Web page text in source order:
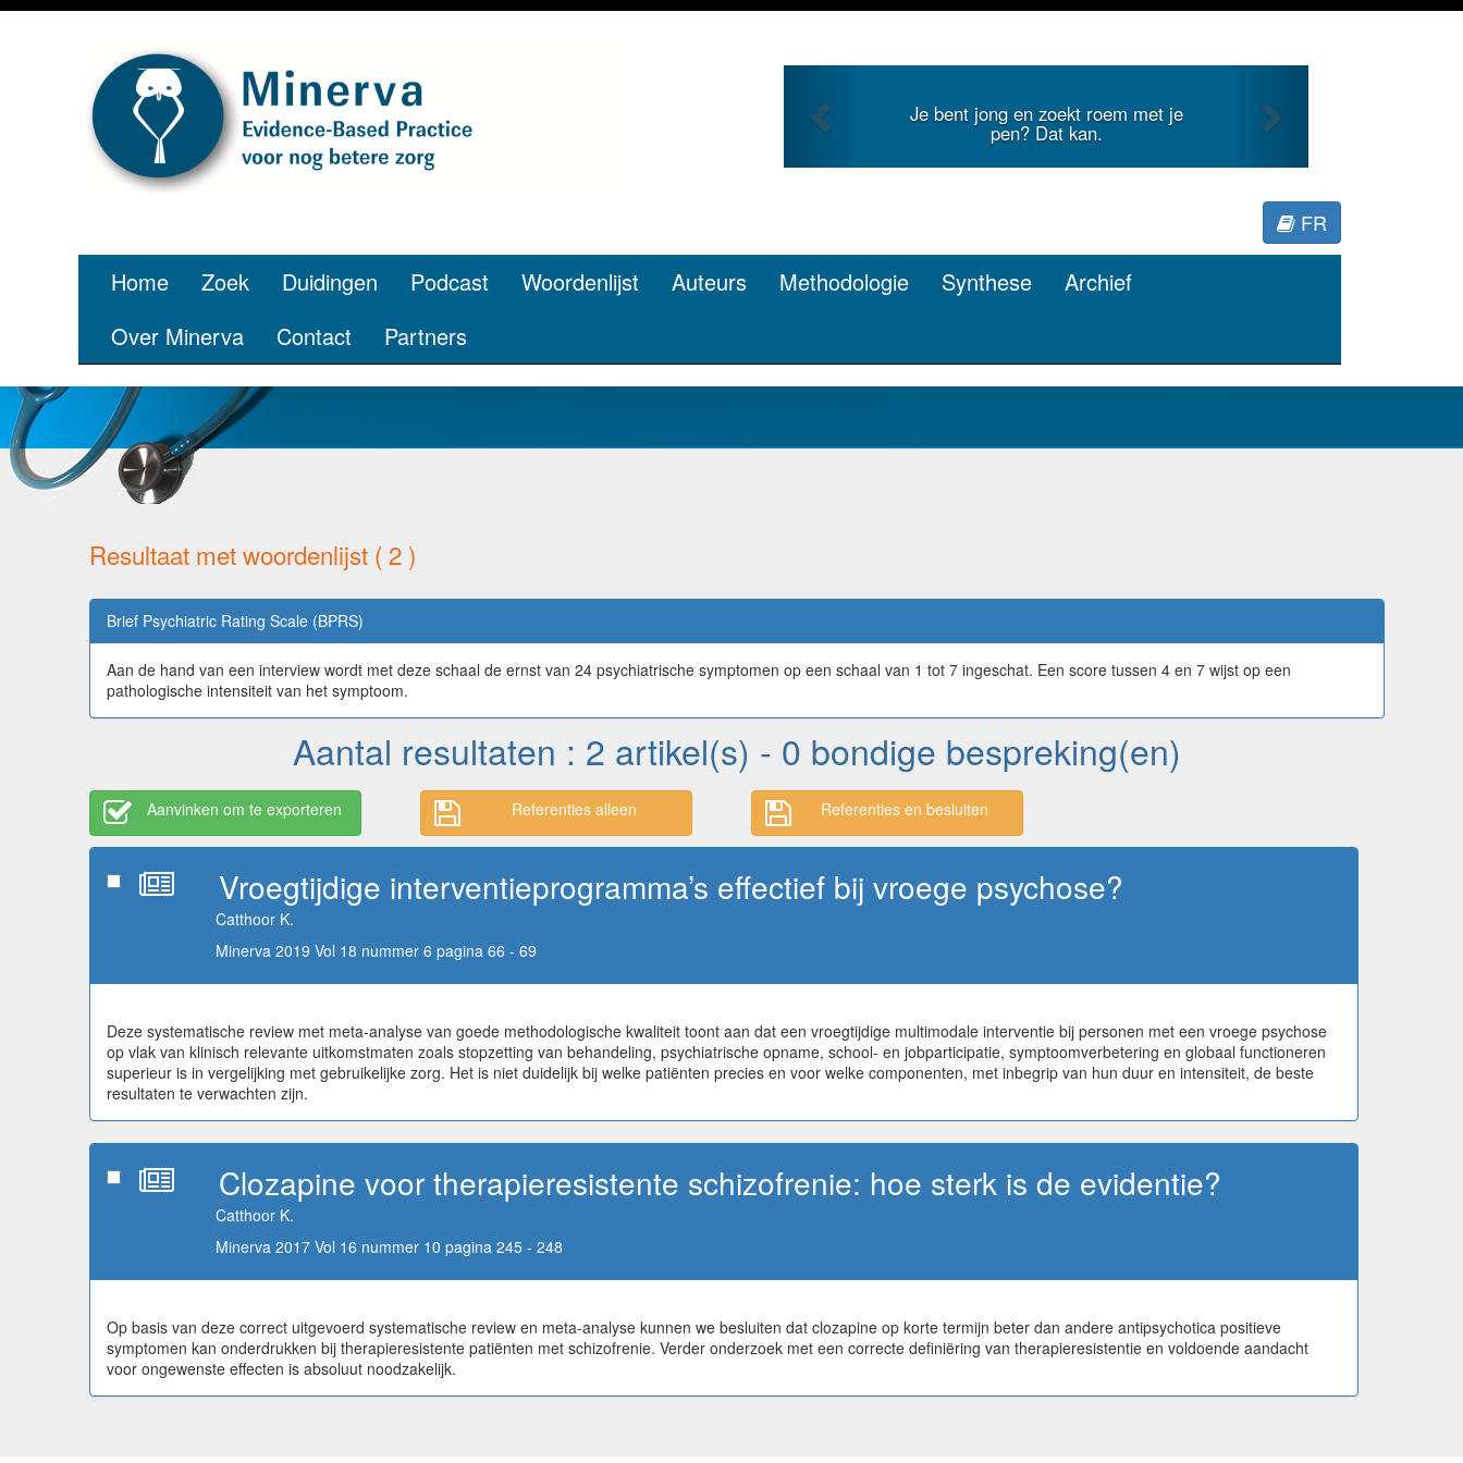
Je bent jong en zoekt roem met je
pen? Dat kan.
FR
Home Zoek Duidingen Podcast Woordenlijst Auteurs Methodologie Synthese
Archief
Over Minerva
Contact Partners
Resultaat met woordenlijst ( 2 )
Brief Psychiatric Rating Scale (BPRS)
Aan de hand van een interview wordt met deze schaal de ernst van 24 psychiatrische symptomen op een schaal van 1 tot 7 ingeschat. Een score tussen 4 en 7 wijst op een
pathologische intensiteit van het symptoom.
Aantal resultaten : 2 artikel(s) - 0 bondige bespreking(en)
Aanvinken om te exporteren Referenties alleen Referenties en besluiten
Vroegtijdige interventieprogramma’s effectief bij vroege psychose?
Catthoor K.
Minerva 2019 Vol 18 nummer 6 pagina 66 - 69
Deze systematische review met meta-analyse van goede methodologische kwaliteit toont aan dat een vroegtijdige multimodale interventie bij personen met een vroege psychose
op vlak van klinisch relevante uitkomstmaten zoals stopzetting van behandeling, psychiatrische opname, school- en jobparticipatie, symptoomverbetering en globaal functioneren
superieur is in vergelijking met gebruikelijke zorg. Het is niet duidelijk bij welke patiënten precies en voor welke componenten, met inbegrip van hun duur en intensiteit, de beste
resultaten te verwachten zijn.
Clozapine voor therapieresistente schizofrenie: hoe sterk is de evidentie?
Catthoor K.
Minerva 2017 Vol 16 nummer 10 pagina 245 - 248
Op basis van deze correct uitgevoerd systematische review en meta-analyse kunnen we besluiten dat clozapine op korte termijn beter dan andere antipsychotica positieve
symptomen kan onderdrukken bij therapieresistente patiënten met schizofrenie. Verder onderzoek met een correcte definiëring van therapieresistentie en voldoende aandacht
voor ongewenste effecten is absoluut noodzakelijk.